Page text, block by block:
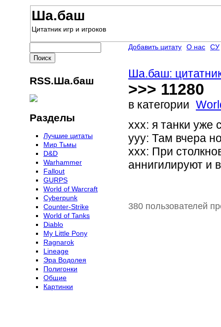
Ша.баш
Цитатник игр и игроков
Ша.баш:
>>> 11280
в категории
xxx: я танки уже
yyy: Там вчера
xxx: При
аннигилируют и
380 пользователей
Добавить цитату О нас СУ
RSS.Ша.баш
Разделы
Лучшие цитаты
Мир Тьмы
D&D
Warhammer
Fallout
GURPS
World of Warcraft
Сyberpunk
Counter-Strike
World of Tanks
Diablo
My Little Pony
Ragnarok
Lineage
Эра Водолея
Полигонки
Общие
Картинки